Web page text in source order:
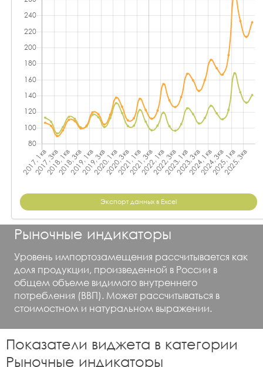
Экспорт данных в Excel
Рыночные индикаторы
Уровень импортозамещения рассчитывается как
доля продукции, произведенной в России в
общем объеме видимого внутреннего
потребления (ВВП). Может рассчитываться в
стоимостном и натуральном выражении.
Показатели виджета в категории
Рыночные индикаторы